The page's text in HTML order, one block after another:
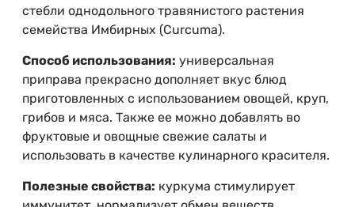
стебли однодольного травянистого растения
семейства Имбирных (Curcuma).
Способ использования: универсальная
приправа прекрасно дополняет вкус блюд
приготовленных с использованием овощей, круп,
грибов и мяса. Также ее можно добавлять во
фруктовые и овощные свежие салаты и
использовать в качестве кулинарного красителя.
Полезные свойства: куркума стимулирует